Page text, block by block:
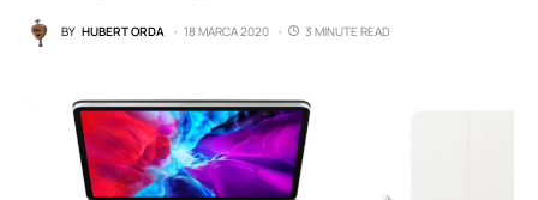
BY HUBERT ORDA 18 MARCA 2020 3 MINUTE READ